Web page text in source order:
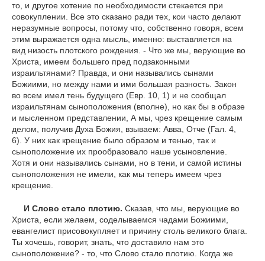
то, и другое хотение по необходимости стекается при
совокуплении. Все это сказано ради тех, кои часто делают
неразумные вопросы, потому что, собственно говоря, всем
этим выражается одна мысль, именно: выставляется на
вид низость плотского рождения. - Что же мы, верующие во
Христа, имеем большего пред подзаконными
израильтянами? Правда, и они назывались сынами
Божиими, но между нами и ими большая разность. Закон
во всем имел тень будущего (Евр. 10, 1) и не сообщал
израильтянам сыноположения (вполне), но как бы в образе
и мысленном представлении, А мы, чрез крещение самым
делом, получив Духа Божия, взываем: Авва, Отче (Гал. 4,
6). У них как крещение было образом и тенью, так и
сыноположение их прообразовало наше усыновление.
Хотя и они назывались сынами, но в тени, и самой истины
сыноположения не имели, как мы теперь имеем чрез
крещение.
И Слово стало плотию. Сказав, что мы, верующие во
Христа, если желаем, соделываемся чадами Божиими,
евангелист присовокупляет и причину столь великого блага.
Ты хочешь, говорит, знать, что доставило нам это
сыноположение? - то, что Слово стало плотию. Когда же